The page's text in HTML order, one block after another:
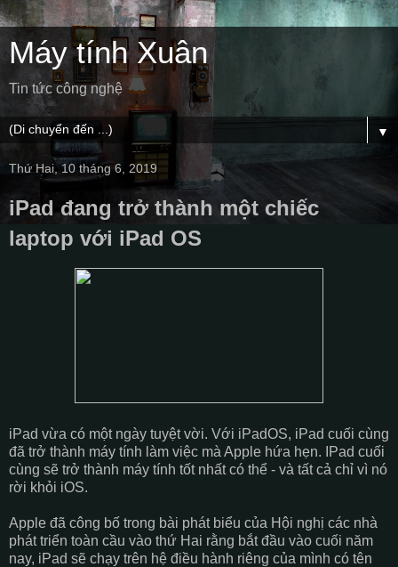
Máy tính Xuân
Tin tức công nghệ
▼
Thứ Hai, 10 tháng 6, 2019
iPad đang trở thành một chiếc
laptop với iPad OS
iPad vừa có một ngày tuyệt vời. Với iPadOS, iPad cuối cùng
đã trở thành máy tính làm việc mà Apple hứa hẹn. IPad cuối
cùng sẽ trở thành máy tính tốt nhất có thể - và tất cả chỉ vì nó
rời khỏi iOS.
Apple đã công bố trong bài phát biểu của Hội nghị các nhà
phát triển toàn cầu vào thứ Hai rằng bắt đầu vào cuối năm
nay, iPad sẽ chạy trên hệ điều hành riêng của mình có tên